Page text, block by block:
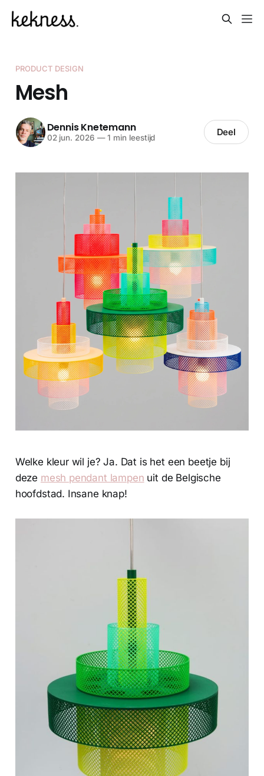
PRODUCT DESIGN
Mesh
Dennis Knetemann
02 jun. 2026 —1 min leestijd Deel
Welke kleur wil je? Ja. Dat is het een beetje bij
deze mesh pendant lampen uit de Belgische
hoofdstad. Insane knap!